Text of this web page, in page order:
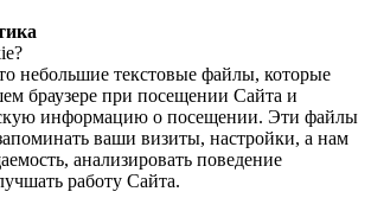
небольшие текстовые файлы, которые
браузере при посещении Сайта и
информацию о посещении. Эти файлы
ваши визиты, настройки, а нам
анализировать поведение
работу Сайта.